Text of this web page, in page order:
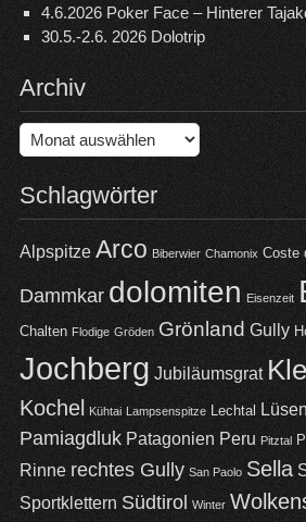
4.6.2026 Poker Face – Hinterer
30.5.-2.6. 2026 Dolotrip
Archiv
Archiv
Schlagwörter
Alpspitze Arco Biberwier Chamonix Coste
Dammkar dolomiten Eisenzeit
Chalten Flodige Gröden Grönland Gully
Jochberg Jubiläumsgrat
Kochel Kühtai Lampsenspitze Lechtal
Pamiagdluk Patagonien Peru Pitztal
Rinne rechtes Gully San Paolo Sella
Sportklettern Südtirol Winter